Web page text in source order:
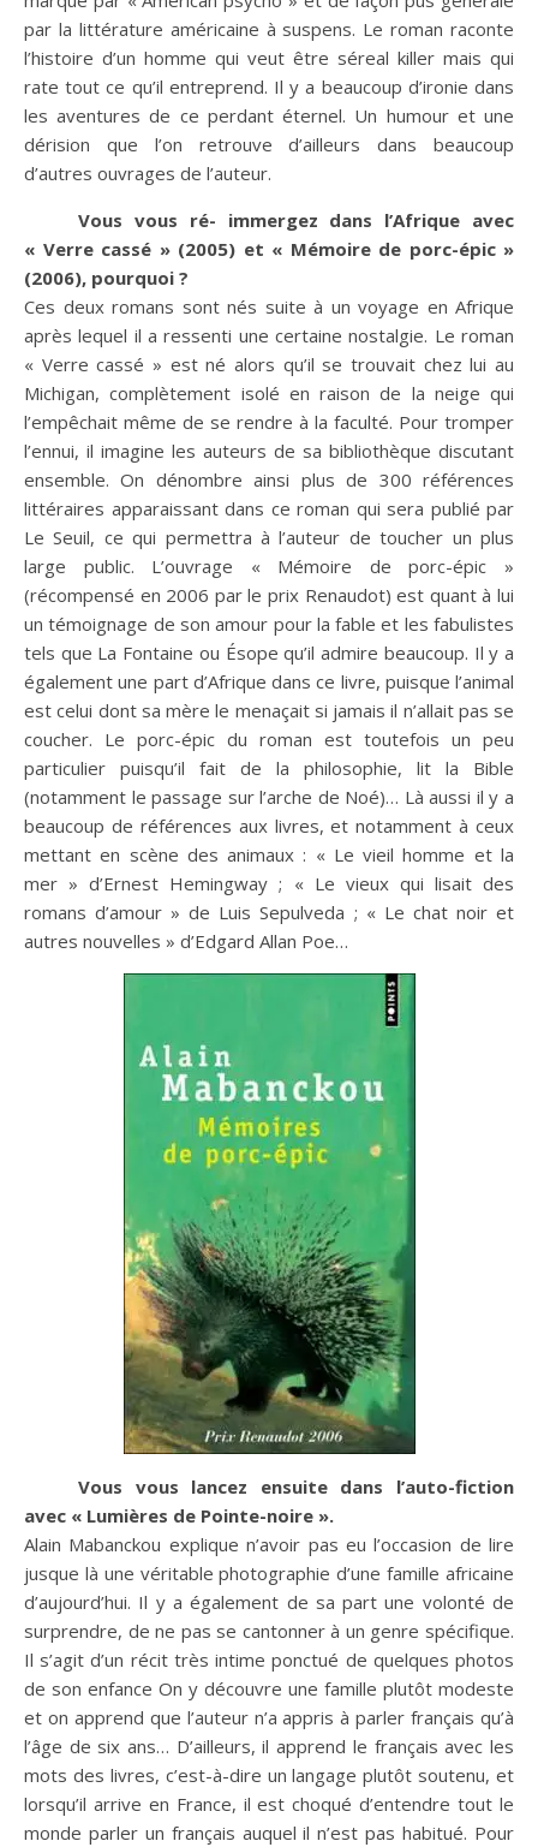
par la littérature américaine à suspens. Le roman raconte
l’histoire d’un homme qui veut être séreal killer mais qui
rate tout ce qu’il entreprend. Il y a beaucoup d’ironie dans
les aventures de ce perdant éternel. Un humour et une
dérision que l’on retrouve d’ailleurs dans beaucoup
d’autres ouvrages de l’auteur.
Vous vous ré- immergez dans l’Afrique avec
« Verre cassé » (2005) et « Mémoire de porc-épic »
(2006), pourquoi ?
Ces deux romans sont nés suite à un voyage en Afrique
après lequel il a ressenti une certaine nostalgie. Le roman
« Verre cassé » est né alors qu’il se trouvait chez lui au
Michigan, complètement isolé en raison de la neige qui
l’empêchait même de se rendre à la faculté. Pour tromper
l’ennui, il imagine les auteurs de sa bibliothèque discutant
ensemble. On dénombre ainsi plus de 300 références
littéraires apparaissant dans ce roman qui sera publié par
Le Seuil, ce qui permettra à l’auteur de toucher un plus
large public. L’ouvrage « Mémoire de porc-épic »
(récompensé en 2006 par le prix Renaudot) est quant à lui
un témoignage de son amour pour la fable et les fabulistes
tels que La Fontaine ou Ésope qu’il admire beaucoup. Il y a
également une part d’Afrique dans ce livre, puisque l’animal
est celui dont sa mère le menaçait si jamais il n’allait pas se
coucher. Le porc-épic du roman est toutefois un peu
particulier puisqu’il fait de la philosophie, lit la Bible
(notamment le passage sur l’arche de Noé)… Là aussi il y a
beaucoup de références aux livres, et notamment à ceux
mettant en scène des animaux : « Le vieil homme et la
mer » d’Ernest Hemingway ; « Le vieux qui lisait des
romans d’amour » de Luis Sepulveda ; « Le chat noir et
autres nouvelles » d’Edgard Allan Poe…
Vous vous lancez ensuite dans l’auto-fiction
avec « Lumières de Pointe-noire ».
Alain Mabanckou explique n’avoir pas eu l’occasion de lire
jusque là une véritable photographie d’une famille africaine
d’aujourd’hui. Il y a également de sa part une volonté de
surprendre, de ne pas se cantonner à un genre spécifique.
Il s’agit d’un récit très intime ponctué de quelques photos
de son enfance On y découvre une famille plutôt modeste
et on apprend que l’auteur n’a appris à parler français qu’à
l’âge de six ans… D’ailleurs, il apprend le français avec les
mots des livres, c’est-à-dire un langage plutôt soutenu, et
lorsqu’il arrive en France, il est choqué d’entendre tout le
monde parler un français auquel il n’est pas habitué. Pour